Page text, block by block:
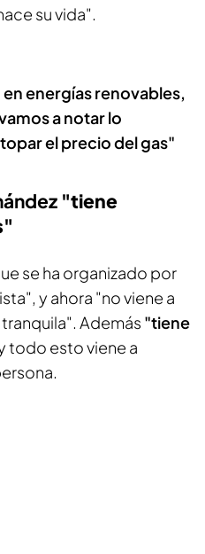
su vida".
energías renovables,
a notar lo
el precio del gas"
"tiene
se ha organizado por
y ahora "no viene a
Además "tiene
todo esto viene a